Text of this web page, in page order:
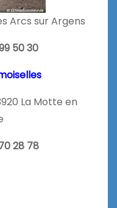
Arcs sur Argens
50 30
La Motte en
28 78